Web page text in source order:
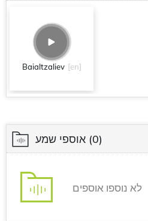
Baialtzaliev [en]
אוספי שמע (0)
לא נוספו אוספים